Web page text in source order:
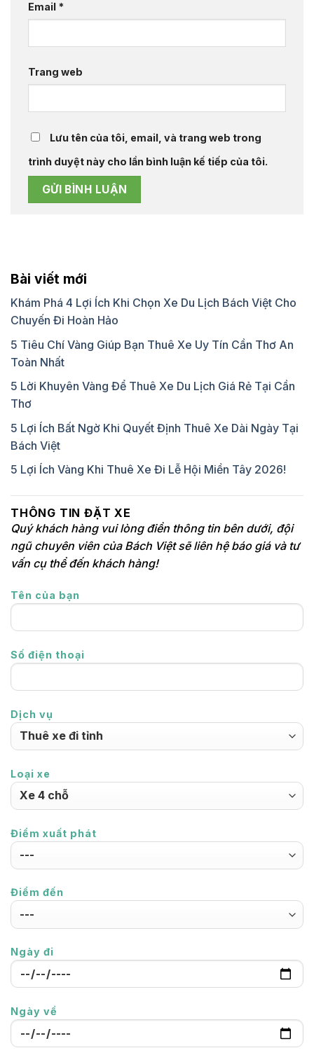
Email *
Trang web
Lưu tên của tôi, email, và trang web trong
trình duyệt này cho lần bình luận kế tiếp của tôi.
Bài viết mới
Khám Phá 4 Lợi Ích Khi Chọn Xe Du Lịch Bách Việt Cho
Chuyến Đi Hoàn Hảo
5 Tiêu Chí Vàng Giúp Bạn Thuê Xe Uy Tín Cần Thơ An
Toàn Nhất
5 Lời Khuyên Vàng Để Thuê Xe Du Lịch Giá Rẻ Tại Cần
Thơ
5 Lợi Ích Bất Ngờ Khi Quyết Định Thuê Xe Dài Ngày Tại
Bách Việt
5 Lợi Ích Vàng Khi Thuê Xe Đi Lễ Hội Miền Tây 2026!
THÔNG TIN ĐẶT XE
Quý khách hàng vui lòng điền thông tin bên dưới, đội
ngũ chuyên viên của Bách Việt sẽ liên hệ báo giá và tư
vấn cụ thể đến khách hàng!
Tên của bạn
Số điện thoại
Dịch vụ
Loại xe
Điểm xuất phát
Điểm đến
Ngày đi
Ngày về